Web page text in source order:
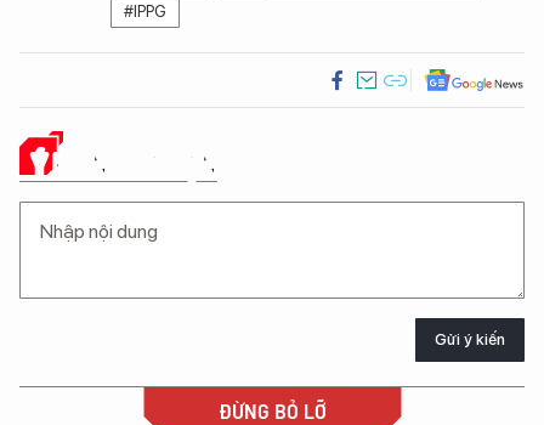
#IPPG
Ý KIẾN CỦA BẠN
Gửi ý kiến
ĐỪNG BỎ LỠ